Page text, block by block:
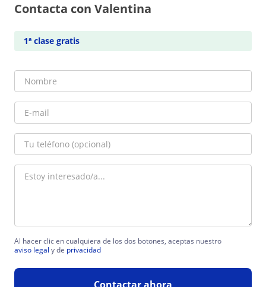
Contacta con Valentina
1ª clase gratis
Al hacer clic en cualquiera de los dos botones, aceptas nuestro
aviso legal y de privacidad